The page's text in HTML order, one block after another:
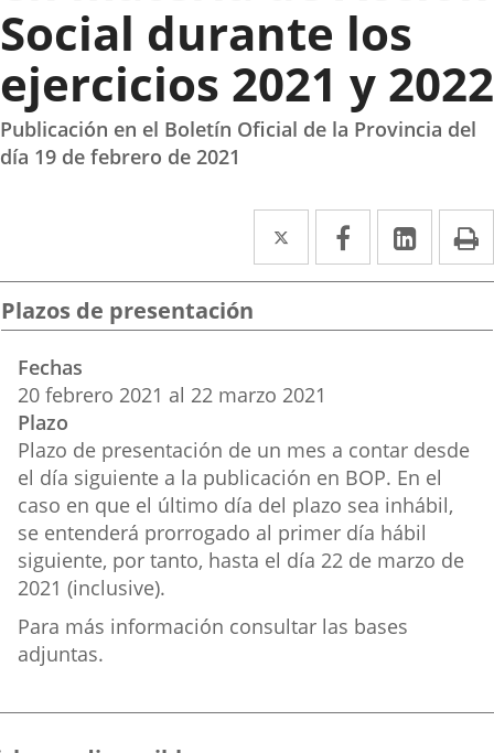
Social durante los
ejercicios 2021 y 2022
Publicación en el Boletín Oficial de la Provincia del
día 19 de febrero de 2021
Twitter
Enlace
a
aplicación
Facebook
Enlace
a
aplicación
Enlace
a
Plazos de presentación
Fechas
20 febrero 2021 al 22 marzo 2021
Plazo
Plazo de presentación de un mes a contar desde
el día siguiente a la publicación en BOP. En el
caso en que el último día del plazo sea inhábil,
se entenderá prorrogado al primer día hábil
siguiente, por tanto, hasta el día 22 de marzo de
2021 (inclusive).
Para más información consultar las bases
adjuntas.